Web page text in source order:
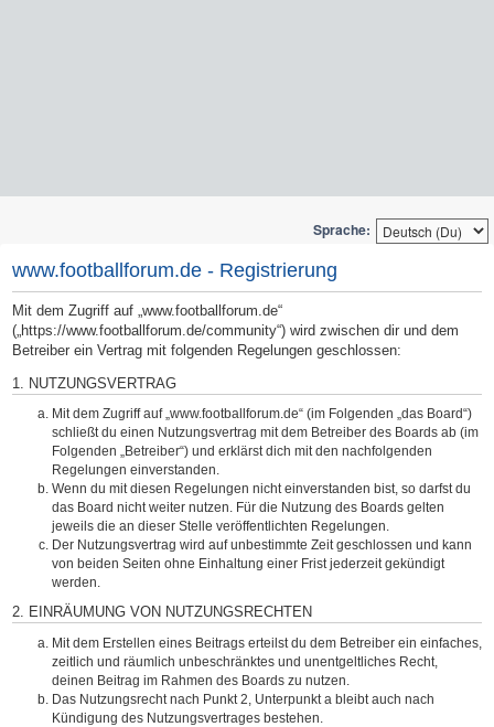
Sprache:
www.footballforum.de - Registrierung
Mit dem Zugriff auf „www.footballforum.de“
(„https://www.footballforum.de/community“) wird zwischen dir und dem
Betreiber ein Vertrag mit folgenden Regelungen geschlossen:
1. NUTZUNGSVERTRAG
Mit dem Zugriff auf „www.footballforum.de“ (im Folgenden „das Board“)
schließt du einen Nutzungsvertrag mit dem Betreiber des Boards ab (im
Folgenden „Betreiber“) und erklärst dich mit den nachfolgenden
Regelungen einverstanden.
Wenn du mit diesen Regelungen nicht einverstanden bist, so darfst du
das Board nicht weiter nutzen. Für die Nutzung des Boards gelten
jeweils die an dieser Stelle veröffentlichten Regelungen.
Der Nutzungsvertrag wird auf unbestimmte Zeit geschlossen und kann
von beiden Seiten ohne Einhaltung einer Frist jederzeit gekündigt
werden.
2. EINRÄUMUNG VON NUTZUNGSRECHTEN
Mit dem Erstellen eines Beitrags erteilst du dem Betreiber ein einfaches,
zeitlich und räumlich unbeschränktes und unentgeltliches Recht,
deinen Beitrag im Rahmen des Boards zu nutzen.
Das Nutzungsrecht nach Punkt 2, Unterpunkt a bleibt auch nach
Kündigung des Nutzungsvertrages bestehen.